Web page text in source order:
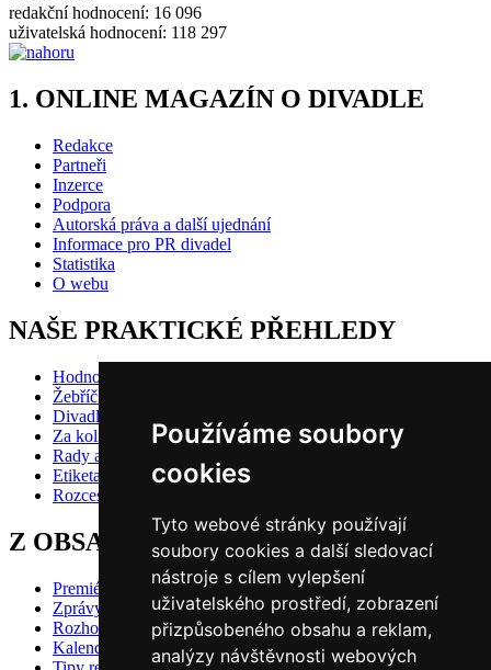
Používáme soubory
cookies
Tyto webové stránky používají
soubory cookies a další sledovací
nástroje s cílem vylepšení
uživatelského prostředí, zobrazení
přizpůsobeného obsahu a reklam,
analýzy návštěvnosti webových
redakční hodnocení: 16 096
uživatelská hodnocení: 118 297
1. ONLINE MAGAZÍN O DIVADLE
Redakce
Partneři
Inzerce
Podpora
Autorská práva a další ujednání
Informace pro PR divadel
Statistika
O webu
NAŠE PRAKTICKÉ PŘEHLEDY
Hodnocení inscenací
Žebříčky
Divadlo pro děti
Za kolik do divadla?
Rady a doporučení
Etiketa?
Rozcestník
Z OBSAHU VYBÍRÁME
Premiéry
Zprávy
Rozhovory
Kalendář premiér